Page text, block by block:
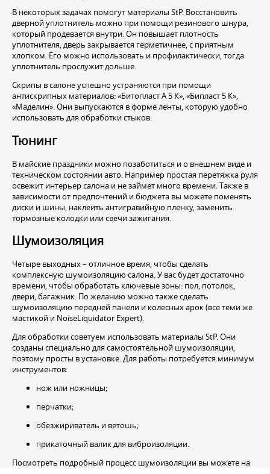
В некоторых задачах помогут материалы StP. Восстановить
дверной уплотнитель можно при помощи резинового шнура,
который продевается внутри. Он повышает плотность
уплотнителя, дверь закрывается герметичнее, с приятным
хлопком. Его можно использовать и профилактически, тогда
уплотнитель прослужит дольше.
Скрипы в салоне успешно устраняются при помощи
антискрипных материалов: «Битопласт А 5 К», «Бипласт 5 К»,
«Маделин». Они выпускаются в форме ленты, которую удобно
использовать для обработки стыков.
Тюнинг
В майские праздники можно позаботиться и о внешнем виде и
техническом состоянии авто. Например простая перетяжка руля
освежит интерьер салона и не займет много времени. Также в
зависимости от предпочтений и бюджета вы можете поменять
диски и шины, наклеить антигравийную пленку, заменить
тормозные колодки или свечи зажигания.
Шумоизоляция
Четыре выходных – отличное время, чтобы сделать
комплексную шумоизоляцию салона. У вас будет достаточно
времени, чтобы обработать ключевые зоны: пол, потолок,
двери, багажник. По желанию можно также сделать
шумоизоляцию передней панели и колесных арок (все теми же
мастикой и NoiseLiquidator Expert).
Для обработки советуем использовать материалы StP. Они
созданы специально для самостоятельной шумоизоляции,
поэтому просты в установке. Для работы потребуется минимум
инструментов:
нож или ножницы;
перчатки;
обезжириватель и ветошь;
прикаточный валик для виброизоляции.
Посмотреть подробный процесс шумоизоляции вы можете на